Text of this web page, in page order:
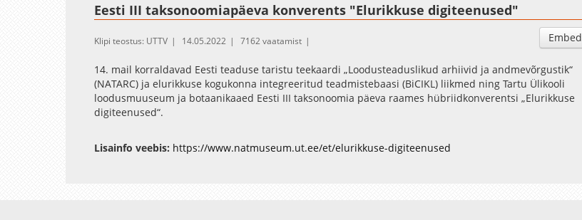
Eesti III taksonoomiapäeva konverents "Elurikkuse digiteenused"
Embed
Klipi teostus: UTTV 14.05.2022 7162 vaatamist
14. mail korraldavad Eesti teaduse taristu teekaardi „Loodusteaduslikud arhiivid ja andmevõrgustik“
(NATARC) ja elurikkuse kogukonna integreeritud teadmistebaasi (BiCIKL) liikmed ning Tartu Ülikooli
loodusmuuseum ja botaanikaaed Eesti III taksonoomia päeva raames hübriidkonverentsi „Elurikkuse
digiteenused“.
Lisainfo veebis: https://www.natmuseum.ut.ee/et/elurikkuse-digiteenused